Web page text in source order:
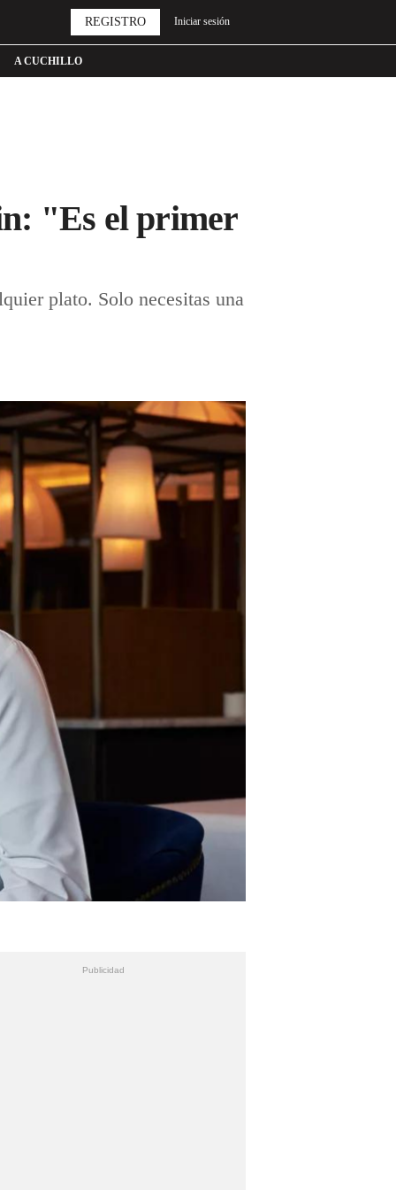
A CUCHILLO
REGISTRO Iniciar sesión
"Es el primer
plato. Solo necesitas una